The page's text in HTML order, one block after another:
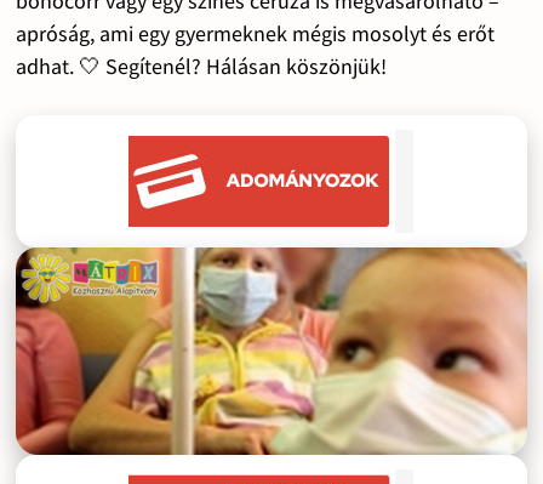
apróság, ami egy gyermeknek mégis mosolyt és erőt
adhat. 🤍 Segítenél? Hálásan köszönjük!